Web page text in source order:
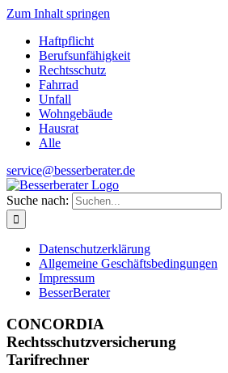
Zum Inhalt springen
Haftpflicht
Berufsunfähigkeit
Rechtsschutz
Fahrrad
Unfall
Wohngebäude
Hausrat
Alle
service@besserberater.de
Suche nach:
Datenschutzerklärung
Allgemeine Geschäftsbedingungen
Impressum
BesserBerater
CONCORDIA
Rechtsschutzversicherung
Tarifrechner